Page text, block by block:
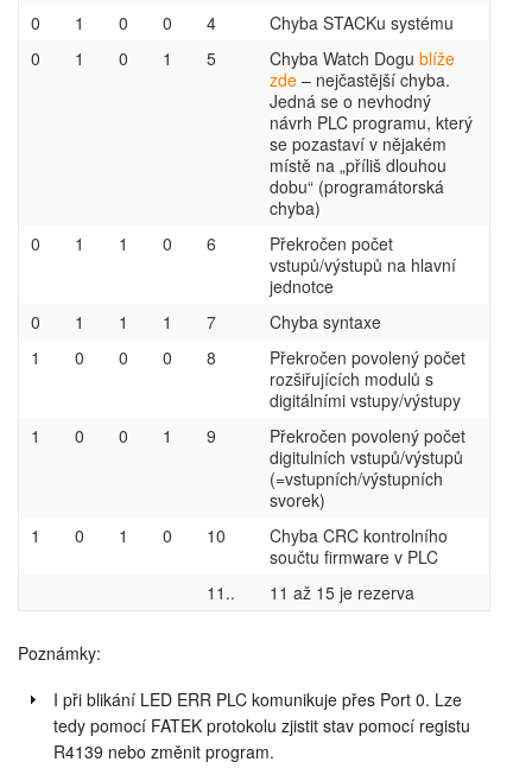
0
1 0 0 4
Chyba STACKu systému
0
1 0 1 5 Chyba Watch Dogu blíže
zde – nejčastější chyba.
Jedná se o nevhodný
návrh PLC programu, který
se pozastaví v nějakém
místě na „příliš dlouhou
dobu“ (programátorská
chyba)
0
1 1 0 6
Překročen počet
vstupů/výstupů na hlavní
jednotce
0
1 1 1 7
Chyba syntaxe
1
0 0 0 8
Překročen povolený počet
rozšiřujících modulů s
digitálními vstupy/výstupy
1
0 0 1 9
Překročen povolený počet
digitulních vstupů/výstupů
(=vstupních/výstupních
svorek)
1
0 1 0 10
Chyba CRC kontrolního
součtu firmware v PLC
11..
11 až 15 je rezerva
Poznámky:
I při blikání LED ERR PLC komunikuje přes Port 0. Lze
tedy pomocí FATEK protokolu zjistit stav pomocí registu
R4139 nebo změnit program.